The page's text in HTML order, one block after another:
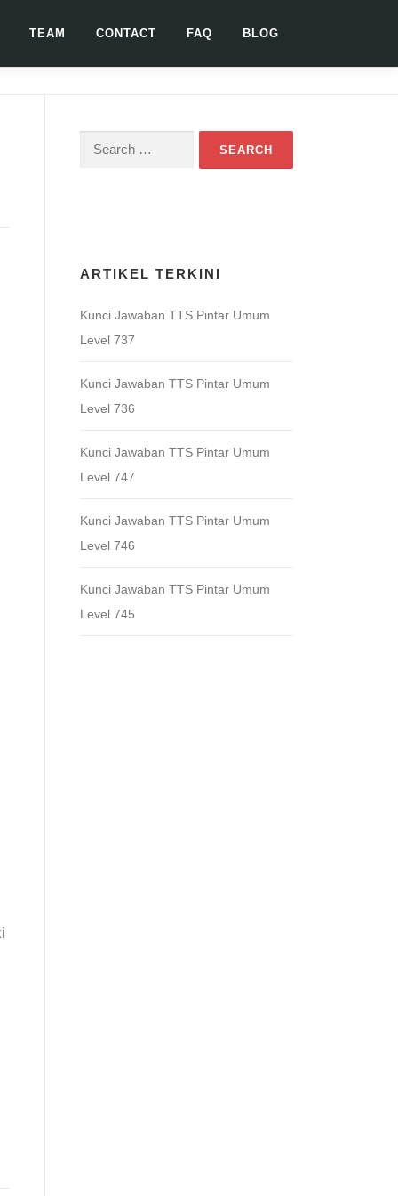
TEAM CONTACT FAQ BLOG
Search
ARTIKEL TERKINI
Kunci Jawaban TTS Pintar Umum
Level 737
Kunci Jawaban TTS Pintar Umum
Level 736
Kunci Jawaban TTS Pintar Umum
Level 747
Kunci Jawaban TTS Pintar Umum
Level 746
Kunci Jawaban TTS Pintar Umum
Level 745